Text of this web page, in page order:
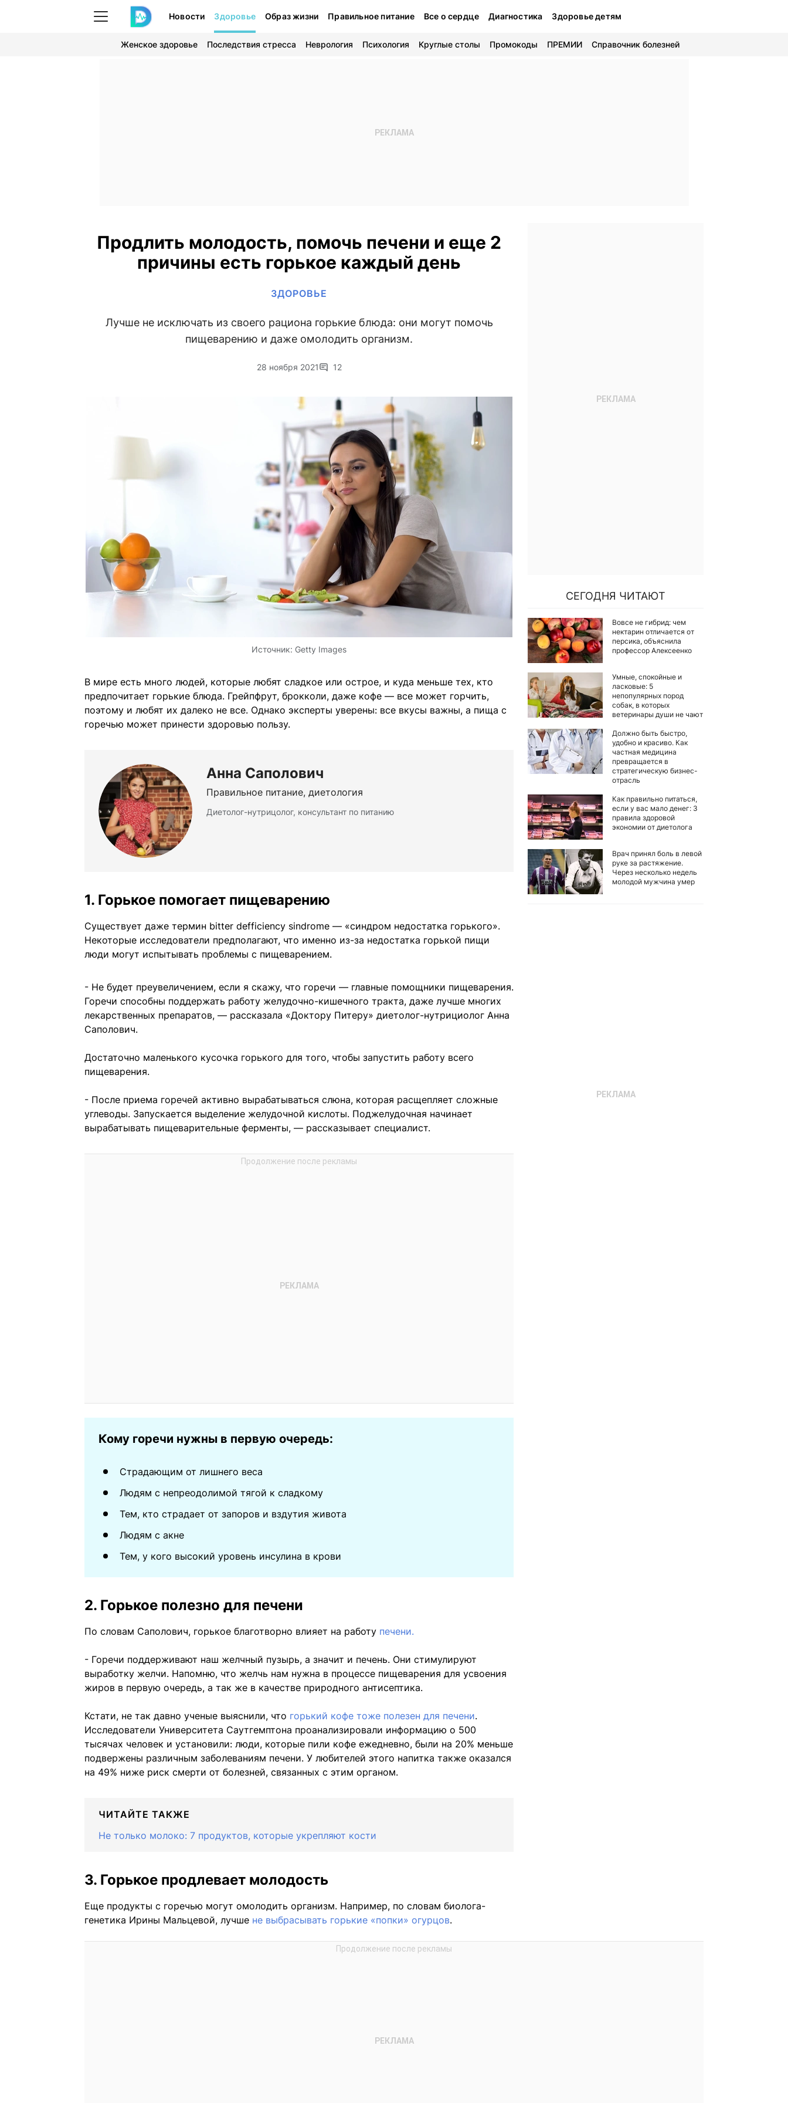
Новости Здоровье Образ жизни Правильное питание Все о сердце Диагностика Здоровье детям
Женское здоровье Последствия стресса Неврология Психология Круглые столы Промокоды ПРЕМИИ Справочник болезней
Продлить молодость, помочь печени и еще 2
причины есть горькое каждый день
ЗДОРОВЬЕ
Лучше не исключать из своего рациона горькие блюда: они могут помочь
пищеварению и даже омолодить организм.
28 ноября 2021 12
Источник: Getty Images
В мире есть много людей, которые любят сладкое или острое, и куда меньше тех, кто
предпочитает горькие блюда. Грейпфрут, брокколи, даже кофе — все может горчить,
поэтому и любят их далеко не все. Однако эксперты уверены: все вкусы важны, а пища с
горечью может принести здоровью пользу.
Анна Саполович
Правильное питание, диетология
Диетолог-нутрицолог, консультант по питанию
1. Горькое помогает пищеварению
Существует даже термин bitter defficiency sindrome — «синдром недостатка горького».
Некоторые исследователи предполагают, что именно из-за недостатка горькой пищи
люди могут испытывать проблемы с пищеварением.
- Не будет преувеличением, если я скажу, что горечи — главные помощники пищеварения.
Горечи способны поддержать работу желудочно-кишечного тракта, даже лучше многих
лекарственных препаратов, — рассказала «Доктору Питеру» диетолог-нутрициолог Анна
Саполович.
Достаточно маленького кусочка горького для того, чтобы запустить работу всего
пищеварения.
- После приема горечей активно вырабатываться слюна, которая расщепляет сложные
углеводы. Запускается выделение желудочной кислоты. Поджелудочная начинает
вырабатывать пищеварительные ферменты, — рассказывает специалист.
Кому горечи нужны в первую очередь:
Страдающим от лишнего веса
Людям с непреодолимой тягой к сладкому
Тем, кто страдает от запоров и вздутия живота
Людям с акне
Тем, у кого высокий уровень инсулина в крови
2. Горькое полезно для печени
По словам Саполович, горькое благотворно влияет на работу печени.
- Горечи поддерживают наш желчный пузырь, а значит и печень. Они стимулируют
выработку желчи. Напомню, что желчь нам нужна в процессе пищеварения для усвоения
жиров в первую очередь, а так же в качестве природного антисептика.
Кстати, не так давно ученые выяснили, что горький кофе тоже полезен для печени.
Исследователи Университета Саутгемптона проанализировали информацию о 500
тысячах человек и установили: люди, которые пили кофе ежедневно, были на 20% меньше
подвержены различным заболеваниям печени. У любителей этого напитка также оказался
на 49% ниже риск смерти от болезней, связанных с этим органом.
ЧИТАЙТЕ ТАКЖЕ
Не только молоко: 7 продуктов, которые укрепляют кости
3. Горькое продлевает молодость
Еще продукты с горечью могут омолодить организм. Например, по словам биолога-
генетика Ирины Мальцевой, лучше не выбрасывать горькие «попки» огурцов.
СЕГОДНЯ ЧИТАЮТ
Вовсе не гибрид: чем
нектарин отличается от
персика, объяснила
профессор Алексеенко
Умные, спокойные и
ласковые: 5
непопулярных пород
собак, в которых
ветеринары души не чают
Должно быть быстро,
удобно и красиво. Как
частная медицина
превращается в
стратегическую бизнес-
отрасль
Как правильно питаться,
если у вас мало денег: 3
правила здоровой
экономии от диетолога
Врач принял боль в левой
руке за растяжение.
Через несколько недель
молодой мужчина умер